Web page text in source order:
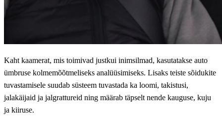
Kaht kaamerat, mis toimivad justkui inimsilmad, kasutatakse auto
ümbruse kolmemõõtmeliseks analüüsimiseks. Lisaks teiste sõidukite
tuvastamisele suudab süsteem tuvastada ka loomi, takistusi,
jalakäijaid ja jalgrattureid ning määrab täpselt nende kauguse, kuju
ja kiiruse.